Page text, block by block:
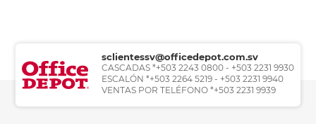
sclientessv@officedepot.com.sv
CASCADAS *+503 2243 0800 - +503 2231 9930
ESCALÓN *+503 2264 5219 - +503 2231 9940
VENTAS POR TELÉFONO *+503 2231 9939